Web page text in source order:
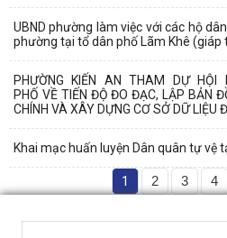
UBND phường làm việc với các hộ
phường tại tổ dân phố Lãm Khê (giáp
PHƯỜNG KIẾN AN THAM DỰ HỘI
PHỐ VỀ TIẾN ĐỘ ĐO ĐẠC, LẬP BẢN
CHÍNH VÀ XÂY DỰNG CƠ SỞ DỮ LIỆU
Khai mạc huấn luyện Dân quân tự vệ
1 2 3 4